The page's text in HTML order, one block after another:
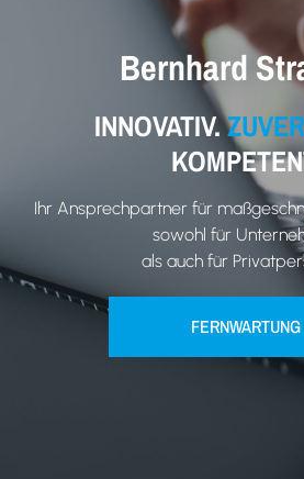
Bernhard
INNOVATIV.
Ihr Ansprechpartner für
sowohl für
als auch für
FERNWARTUNG